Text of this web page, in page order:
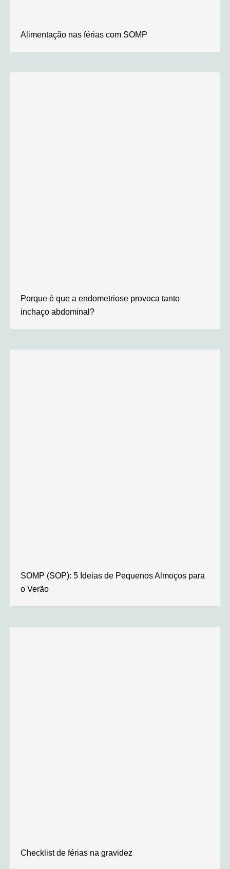
Alimentação nas férias com SOMP
Porque é que a endometriose provoca tanto
inchaço abdominal?
SOMP (SOP): 5 Ideias de Pequenos Almoços para
o Verão
Checklist de férias na gravidez